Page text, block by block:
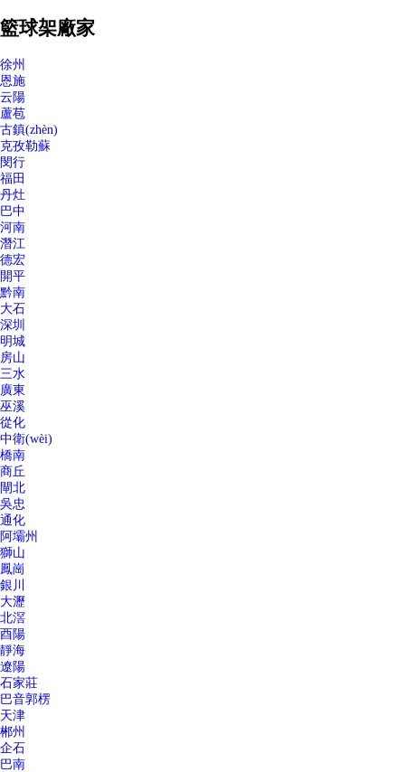
籃球架廠家
徐州
恩施
云陽
蘆苞
古鎮(zhèn)
克孜勒蘇
閔行
福田
丹灶
巴中
河南
潛江
德宏
開平
黔南
大石
深圳
明城
房山
三水
廣東
巫溪
從化
中衛(wèi)
橋南
商丘
閘北
吳忠
通化
阿壩州
獅山
鳳崗
銀川
大瀝
北滘
酉陽
靜海
遼陽
石家莊
巴音郭楞
天津
郴州
企石
巴南